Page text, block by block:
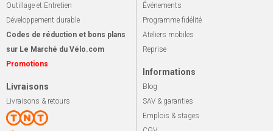
Outillage et Entretien
Développement durable
Codes de réduction et bons plans
sur Le Marché du Vélo.com
Promotions
Livraisons
Livraisons & retours
Événements
Programme fidélité
Ateliers mobiles
Reprise
Informations
Blog
SAV & garanties
Emplois & stages